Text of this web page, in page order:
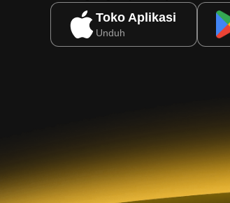
Toko Aplikasi
Unduh